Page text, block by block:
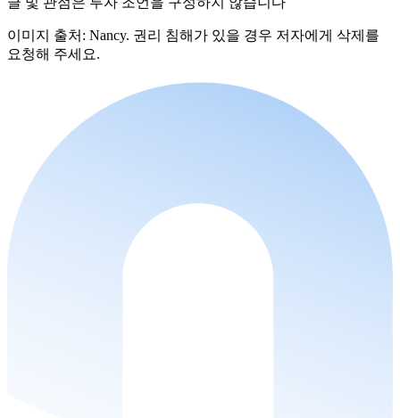
이미지 출처: Nancy. 권리 침해가 있을 경우 저자에게 삭제를
요청해 주세요.